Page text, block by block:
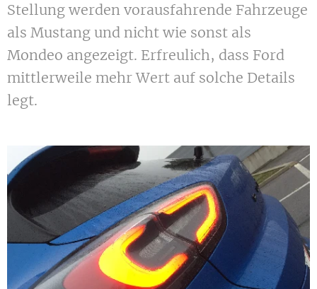
Stellung werden vorausfahrende Fahrzeuge
als Mustang und nicht wie sonst als
Mondeo angezeigt. Erfreulich, dass Ford
mittlerweile mehr Wert auf solche Details
legt.